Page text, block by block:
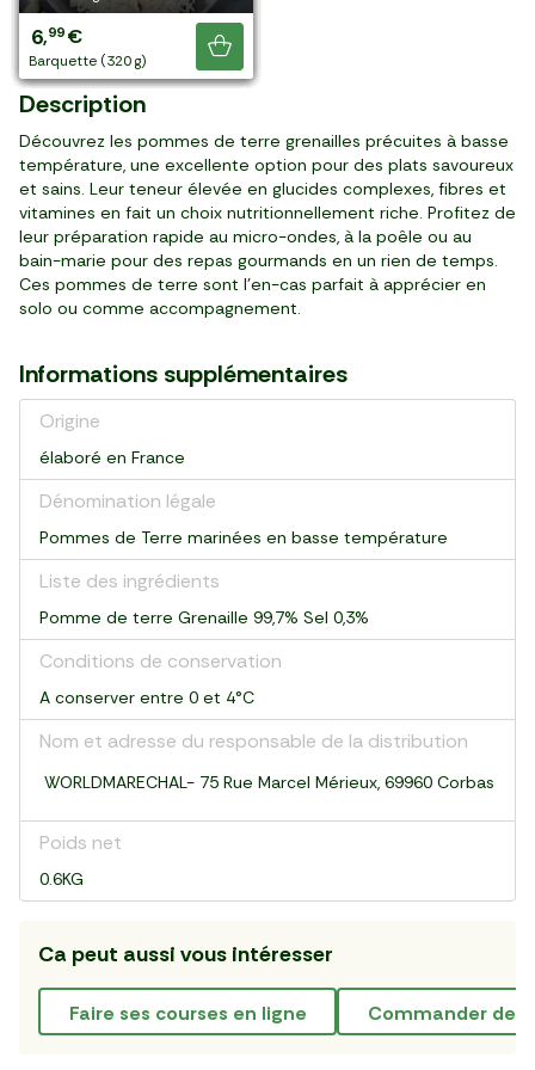
3,99€
sachet (600 g)
4,99€
sachet (500 g)
4,99€
sachet (500 g)
4,99€
sachet (600 g)
6,90€
barquette (380 g)
4,49€
sachet (350 g)
4,49€
barquette (300 g)
5,90€
barquette (385 g)
7,40€
barquette (440 g)
6,90€
barquette (370 g)
6,99€
barquette (320 g)
Je découvre
Description
Découvrez les pommes de terre grenailles précuites à basse
température, une excellente option pour des plats savoureux
et sains. Leur teneur élevée en glucides complexes, fibres et
vitamines en fait un choix nutritionnellement riche. Profitez de
leur préparation rapide au micro-ondes, à la poêle ou au
bain-marie pour des repas gourmands en un rien de temps.
Ces pommes de terre sont l'en-cas parfait à apprécier en
solo ou comme accompagnement.
Informations supplémentaires
Origine
élaboré en France
Dénomination légale
Pommes de Terre marinées en basse température
Liste des ingrédients
Pomme de terre Grenaille 99,7% Sel 0,3%
Conditions de conservation
A conserver entre 0 et 4°C
Nom et adresse du responsable de la distribution
WORLDMARECHAL- 75 Rue Marcel Mérieux, 69960 Corbas
Poids net
0.6KG
Ca peut aussi vous intéresser
faire ses courses en ligne commander de